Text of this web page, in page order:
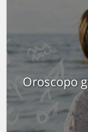
Oroscopo